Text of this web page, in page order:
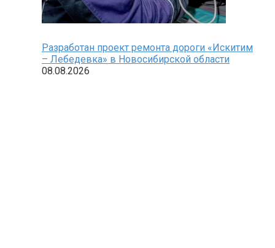
Разработан проект ремонта дороги «Искитим
– Лебедевка» в Новосибирской области
08.08.2026